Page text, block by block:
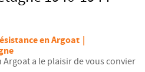
en Argoat
Argoat a le plaisir de vous convier